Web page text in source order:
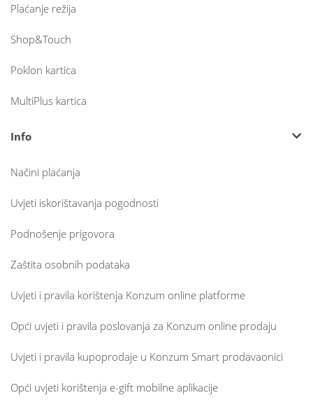
Plaćanje režija
Shop&Touch
Poklon kartica
MultiPlus kartica
Info
Načini plaćanja
Uvjeti iskorištavanja pogodnosti
Podnošenje prigovora
Zaštita osobnih podataka
Uvjeti i pravila korištenja Konzum online platforme
Opći uvjeti i pravila poslovanja za Konzum online prodaju
Uvjeti i pravila kupoprodaje u Konzum Smart prodavaonici
Opći uvjeti korištenja e-gift mobilne aplikacije